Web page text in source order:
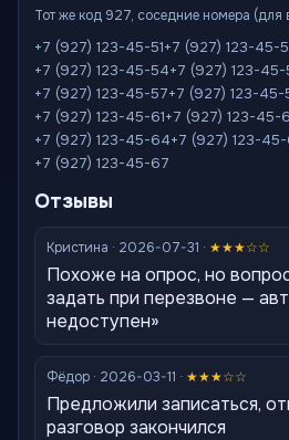
Тот же код 927, соседние номера (для
+7 (927) 123-45-51+7 (927) 123-45-
+7 (927) 123-45-54+7 (927) 123-45-
+7 (927) 123-45-57+7 (927) 123-45-
+7 (927) 123-45-61+7 (927) 123-45-
+7 (927) 123-45-64+7 (927) 123-
+7 (927) 123-45-67
Отзывы
Кристина · 2026-07-31 · ★★★☆☆
Похоже на опрос, но
задать при перезвоне —
недоступен»
Фёдор · 2026-03-11 · ★★★☆☆
Предложили записаться,
разговор закончился